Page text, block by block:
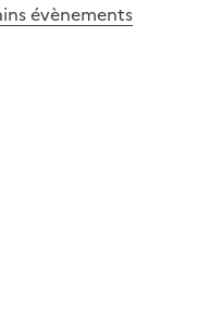
évènements